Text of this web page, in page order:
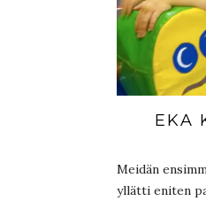
EKA
Meidän
yllätti eniten